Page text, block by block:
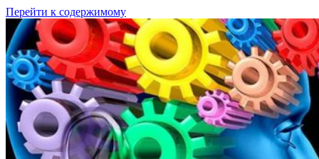
Перейти к содержимому